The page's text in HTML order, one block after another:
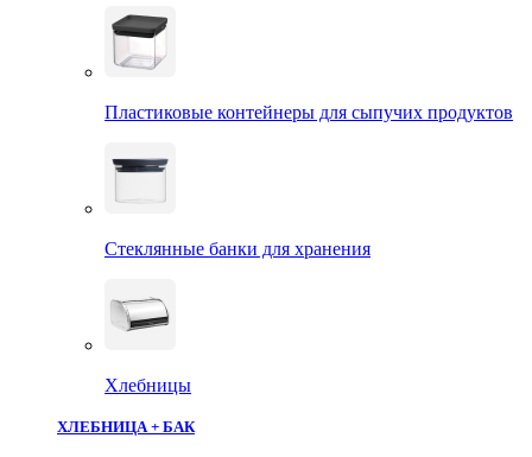
Пластиковые контейнеры для сыпучих продуктов
Стеклянные банки для хранения
Хлебницы
ХЛЕБНИЦА + БАК